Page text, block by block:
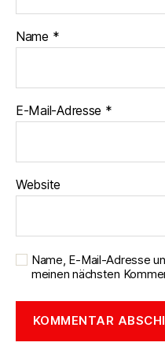
Name *
E-Mail-Adresse *
Website
Name, E-Mail-Adresse
meinen nächsten